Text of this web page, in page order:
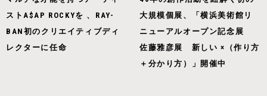
ストA$AP ROCKYを 、RAY-
BAN初のクリエイティブディ
レクターに任命
大規模個展、「横浜美術館リ
ニューアルオープン記念展
佐藤雅彦展 新しい ×（作り方
＋分かり方）」開催中